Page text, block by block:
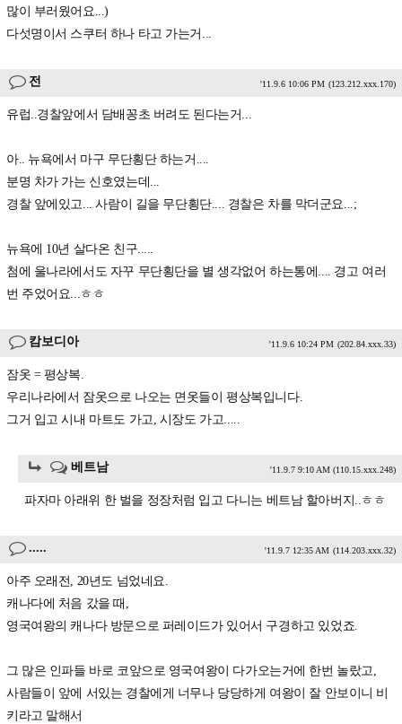
많이 부러웠어요...)
다섯명이서 스쿠터 하나 타고 가는거...
전 '11.9.6 10:06 PM (123.212.xxx.170)
유럽..경찰앞에서 담배꽁초 버려도 된다는거...
아.. 뉴욕에서 마구 무단횡단 하는거....
분명 차가 가는 신호였는데...
경찰 앞에있고... 사람이 길을 무단횡단.... 경찰은 차를 막더군요...;
뉴욕에 10년 살다온 친구.....
첨에 울나라에서도 자꾸 무단횡단을 별 생각없어 하는통에.... 경고 여러
번 주었어요...ㅎㅎ
캄보디아 '11.9.6 10:24 PM (202.84.xxx.33)
잠옷 = 평상복.
우리나라에서 잠옷으로 나오는 면옷들이 평상복입니다.
그거 입고 시내 마트도 가고, 시장도 가고.....
베트남 '11.9.7 9:10 AM (110.15.xxx.248)
파자마 아래위 한 벌을 정장처럼 입고 다니는 베트남 할아버지..ㅎㅎ
..... '11.9.7 12:35 AM (114.203.xxx.32)
아주 오래전, 20년도 넘었네요.
캐나다에 처음 갔을 때,
영국여왕의 캐나다 방문으로 퍼레이드가 있어서 구경하고 있었죠.
그 많은 인파들 바로 코앞으로 영국여왕이 다가오는거에 한번 놀랐고,
사람들이 앞에 서있는 경찰에게 너무나 당당하게 여왕이 잘 안보이니 비
키라고 말해서